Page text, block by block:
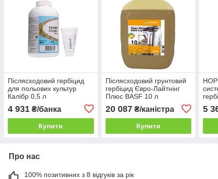
Післясходовий гербіцид
для польових культур
Калібр 0,5 л
4 931 ₴/банка
Купити
Післясходовий грунтовий
гербіцид Євро-Лайтнінг
Плюс BASF 10 л
20 087₴/каністра
Купити
5
Про нас
100% позитивних з 8 відгуків за рік